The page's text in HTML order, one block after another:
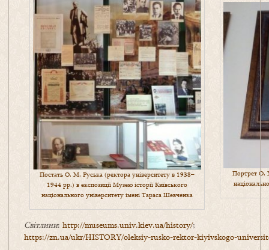
Постать О. М. Руська (ректора університету в 1938–
1944 рр.) в експозиції Музею історії Київського
національного університету імені Тараса Шевченка
Портрет О.
Світлини: http://museums.univ.kiev.ua/history/;
https://zn.ua/ukr/HISTORY/oleksiy-rusko-rektor-kiyivskogo-